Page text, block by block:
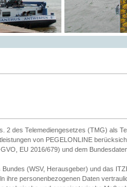
2 des Telemediengesetzes (TMG) als
von PEGELONLINE
EU 2016/679) und dem
(WSV, Herausgeber) und das
ihre personenbezogenen Daten